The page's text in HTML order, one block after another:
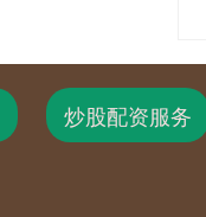
炒股配资服务